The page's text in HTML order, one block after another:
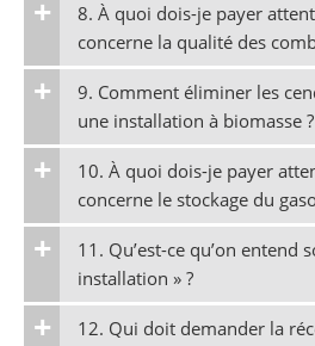
8. À quoi dois-je payer
concerne la qualité des
9. Comment éliminer les
une installation à biomasse ?
10. À quoi dois-je payer
concerne le stockage du
11. Qu’est-ce qu’on entend
installation » ?
12. Qui doit demander la